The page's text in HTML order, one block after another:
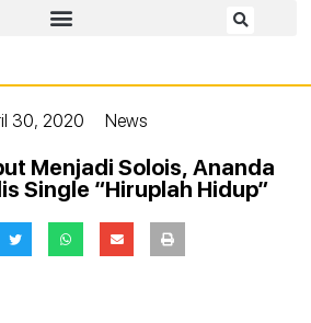
30, 2020 News
Menjadi Solois, Ananda
Single “Hiruplah Hidup”